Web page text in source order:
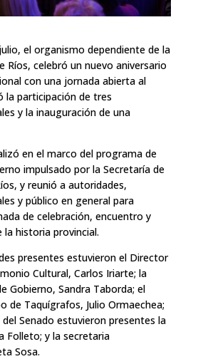
el organismo dependiente de la
Ríos, celebró un nuevo aniversario
con una jornada abierta al
la participación de tres
y la inauguración de una
en el marco del programa de
impulsado por la Secretaría de
y reunió a autoridades,
y público en general para
de celebración, encuentro y
la historia provincial.
presentes estuvieron el Director
Cultural, Carlos Iriarte; la
Gobierno, Sandra Taborda; el
de Taquígrafos, Julio Ormaechea;
Senado estuvieron presentes la
Folleto; y la secretaria
Sosa.